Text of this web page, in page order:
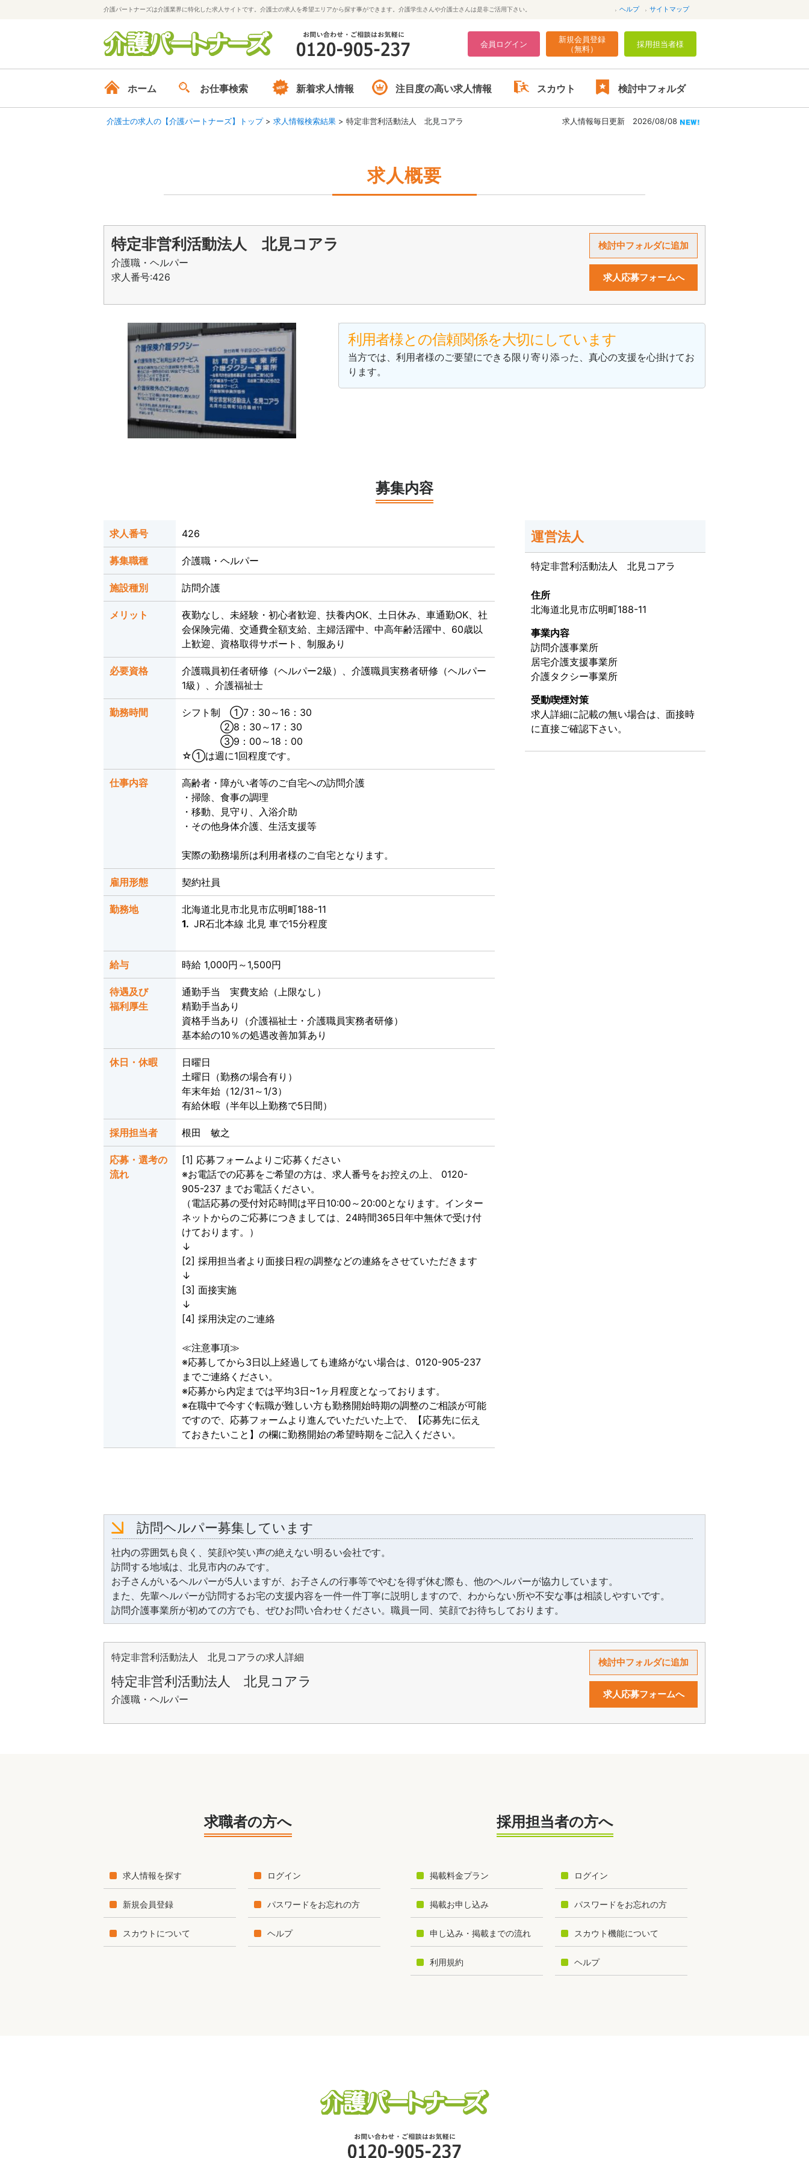
介護パートナーズは介護業界に特化した求人サイトです。介護士の求人を希望エリアから探す事ができます。介護学生さんや介護士さんは是非ご活用下さい。 ヘルプ サイトマップ
会員ログイン
新規会員登録
（無料）
採用担当者様
ホーム お仕事検索 新着求人情報 注目度の高い求人情報 スカウト 検討中フォルダ
介護士の求人の【介護パートナーズ】トップ> 求人情報検索結果 > 特定非営利活動法人 北見コアラ 求人情報毎日更新 2026/08/08
求人概要
特定非営利活動法人 北見コアラ
介護職・ヘルパー
求人番号:426
求人応募フォームへ
利用者様との信頼関係を大切にしています
当方では、利用者様のご要望にできる限り寄り添った、真心の支援を心掛けてお
ります。
募集内容
求人番号 426
募集職種 介護職・ヘルパー
施設種別 訪問介護
メリット
夜勤なし、未経験・初心者歓迎、扶養内OK、土日休み、車通勤OK、社
会保険完備、交通費全額支給、主婦活躍中、中高年齢活躍中、60歳以
上歓迎、資格取得サポート、制服あり
必要資格
介護職員初任者研修（ヘルパー2級）、介護職員実務者研修（ヘルパー
1級）、介護福祉士
勤務時間
シフト制 ①7：30～16：30
②8：30～17：30
③9：00～18：00
☆①は週に1回程度です。
仕事内容
高齢者・障がい者等のご自宅への訪問介護
・掃除、食事の調理
・移動、見守り、入浴介助
・その他身体介護、生活支援等
実際の勤務場所は利用者様のご自宅となります。
雇用形態 契約社員
勤務地
北海道北見市北見市広明町188-11
1. JR石北本線 北見 車で15分程度
給与 時給 1,000円～1,500円
待遇及び
福利厚生
通勤手当 実費支給（上限なし）
精勤手当あり
資格手当あり（介護福祉士・介護職員実務者研修）
基本給の10％の処遇改善加算あり
休日・休暇
日曜日
土曜日（勤務の場合有り）
年末年始（12/31～1/3）
有給休暇（半年以上勤務で5日間）
採用担当者 根田 敏之
応募・選考の
流れ
[1] 応募フォームよりご応募ください
※お電話での応募をご希望の方は、求人番号をお控えの上、 0120-
905-237 までお電話ください。
（電話応募の受付対応時間は平日10:00～20:00となります。インター
ネットからのご応募につきましては、24時間365日年中無休で受け付
けております。）
↓
[2] 採用担当者より面接日程の調整などの連絡をさせていただきます
↓
[3] 面接実施
↓
[4] 採用決定のご連絡
≪注意事項≫
※応募してから3日以上経過しても連絡がない場合は、0120-905-237
までご連絡ください。
※応募から内定までは平均3日~1ヶ月程度となっております。
※在職中で今すぐ転職が難しい方も勤務開始時期の調整のご相談が可能
ですので、応募フォームより進んでいただいた上で、【応募先に伝え
ておきたいこと】の欄に勤務開始の希望時期をご記入ください。
運営法人
特定非営利活動法人 北見コアラ
住所
北海道北見市広明町188-11
事業内容
訪問介護事業所
居宅介護支援事業所
介護タクシー事業所
受動喫煙対策
求人詳細に記載の無い場合は、面接時
に直接ご確認下さい。
訪問ヘルパー募集しています
社内の雰囲気も良く、笑顔や笑い声の絶えない明るい会社です。
訪問する地域は、北見市内のみです。
お子さんがいるヘルパーが5人いますが、お子さんの行事等でやむを得ず休む際も、他のヘルパーが協力しています。
また、先輩ヘルパーが訪問するお宅の支援内容を一件一件丁寧に説明しますので、わからない所や不安な事は相談しやすいです。
訪問介護事業所が初めての方でも、ぜひお問い合わせください。職員一同、笑顔でお待ちしております。
特定非営利活動法人 北見コアラの求人詳細
特定非営利活動法人 北見コアラ
介護職・ヘルパー 求人応募フォームへ
求職者の方へ
求人情報を探す ログイン
新規会員登録 パスワードをお忘れの方
スカウトについて ヘルプ
採用担当者の方へ
掲載料金プラン ログイン
掲載お申し込み パスワードをお忘れの方
申し込み・掲載までの流れ スカウト機能について
利用規約 ヘルプ